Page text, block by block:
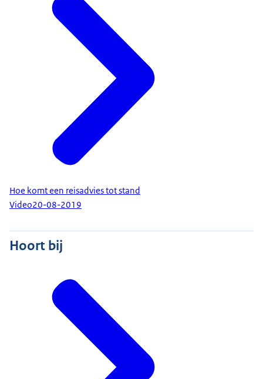
Hoe komt een reisadvies tot stand
Video20-08-2019
Hoort bij